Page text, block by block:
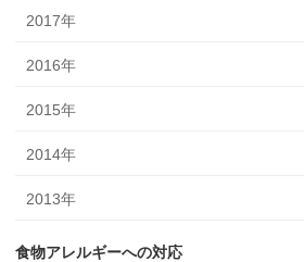
2017年
2016年
2015年
2014年
2013年
食物アレルギーへの対応